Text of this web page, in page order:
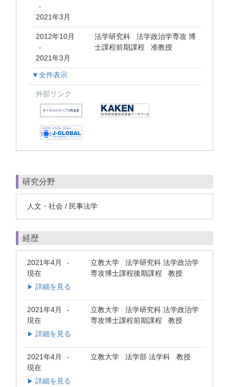
-
2021年3月
2012年10月
-
2021年3月
法学研究科 法学政治学専攻 博
士課程前期課程 准教授
▼全件表示
外部リンク
研究分野
人文・社会 / 民事法学
経歴
2021年4月 -
現在
立教大学 法学研究科 法学政治学
専攻博士課程後期課程 教授
▶ 詳細を見る
2021年4月 -
現在
立教大学 法学研究科 法学政治学
専攻博士課程前期課程 教授
▶ 詳細を見る
2021年4月 -
現在
立教大学 法学部 法学科 教授
▶ 詳細を見る